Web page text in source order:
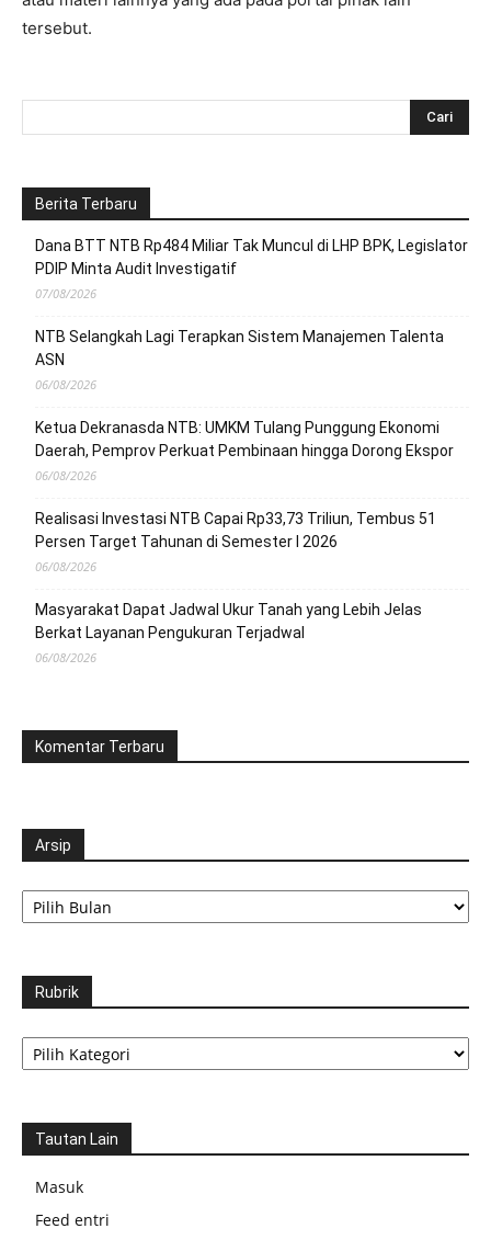
tersebut.
Berita Terbaru
Dana BTT NTB Rp484 Miliar Tak Muncul di LHP BPK, Legislator
PDIP Minta Audit Investigatif
07/08/2026
NTB Selangkah Lagi Terapkan Sistem Manajemen Talenta
ASN
06/08/2026
Ketua Dekranasda NTB: UMKM Tulang Punggung Ekonomi
Daerah, Pemprov Perkuat Pembinaan hingga Dorong Ekspor
06/08/2026
Realisasi Investasi NTB Capai Rp33,73 Triliun, Tembus 51
Persen Target Tahunan di Semester I 2026
06/08/2026
Masyarakat Dapat Jadwal Ukur Tanah yang Lebih Jelas
Berkat Layanan Pengukuran Terjadwal
06/08/2026
Komentar Terbaru
Arsip
Arsip
Rubrik
Rubrik
Tautan Lain
Masuk
Feed entri